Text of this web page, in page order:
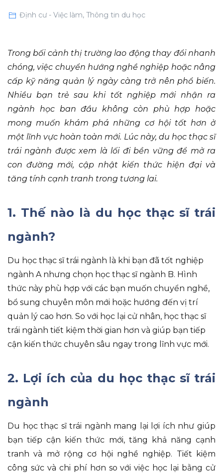
Định cư - Việc làm, Thông tin du học
Trong bối cảnh thị trường lao động thay đổi nhanh
chóng, việc chuyển hướng nghề nghiệp hoặc nâng
cấp kỹ năng quản lý ngày càng trở nên phổ biến.
Nhiều bạn trẻ sau khi tốt nghiệp mới nhận ra
ngành học ban đầu không còn phù hợp hoặc
mong muốn khám phá những cơ hội tốt hơn ở
một lĩnh vực hoàn toàn mới. Lúc này, du học thạc sĩ
trái ngành được xem là lối đi bền vững để mở ra
con đường mới, cập nhật kiến thức hiện đại và
tăng tính cạnh tranh trong tương lai.
1. Thế nào là du học thạc sĩ trái
ngành?
Du học thạc sĩ trái ngành là khi bạn đã tốt nghiệp
ngành A nhưng chọn học thạc sĩ ngành B. Hình
thức này phù hợp với các bạn muốn chuyển nghề,
bổ sung chuyên môn mới hoặc hướng đến vị trí
quản lý cao hơn. So với học lại cử nhân, học thạc sĩ
trái ngành tiết kiệm thời gian hơn và giúp bạn tiếp
cận kiến thức chuyên sâu ngay trong lĩnh vực mới.
2. Lợi ích của du học thạc sĩ trái
ngành
Du học thạc sĩ trái ngành mang lại lợi ích như giúp
bạn tiếp cận kiến thức mới, tăng khả năng cạnh
tranh và mở rộng cơ hội nghề nghiệp. Tiết kiệm
công sức và chi phí hơn so với việc học lại bằng cử